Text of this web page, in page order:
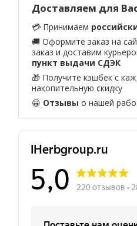
Доставляем для
💳 Принимаем
🚚 Оформите заказ на
заказ и доставим
пункт выдачи СДЭК
🎁 Получите кэшбек с
накопительную скидку
😀 Отзывы о нашей